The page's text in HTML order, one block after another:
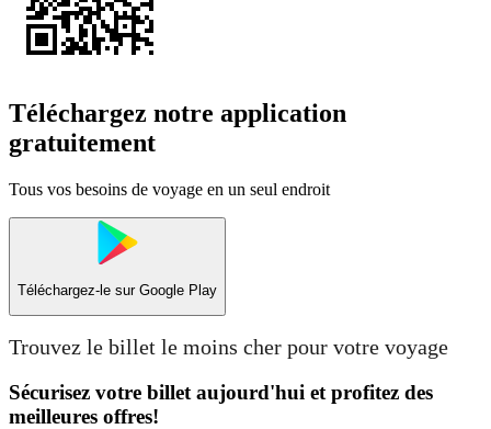
Téléchargez notre application
gratuitement
Tous vos besoins de voyage en un seul endroit
Téléchargez-le sur Google Play
Trouvez le billet le moins cher pour votre voyage
Sécurisez votre billet aujourd'hui et profitez des
meilleures offres!